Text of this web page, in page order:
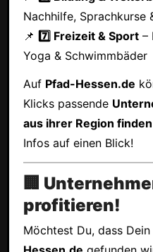
Nachhilfe, Sprachkurse
📌 7️⃣ Freizeit & Sport–
Yoga & Schwimmbäder
Auf Pfad-Hessen.de
Klicks passende
aus ihrer Region finden
Infos auf einen Blick!
🏢
profitieren!
Möchtest Du, dass